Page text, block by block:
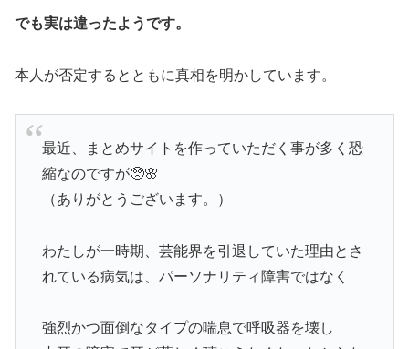
でも実は違ったようです。
本人が否定するとともに真相を明かしています。
最近、まとめサイトを作っていただく事が多く恐
縮なのですが🥺🌸
（ありがとうございます。）
わたしが一時期、芸能界を引退していた理由とさ
れている病気は、パーソナリティ障害ではなく
強烈かつ面倒なタイプの喘息で呼吸器を壊し